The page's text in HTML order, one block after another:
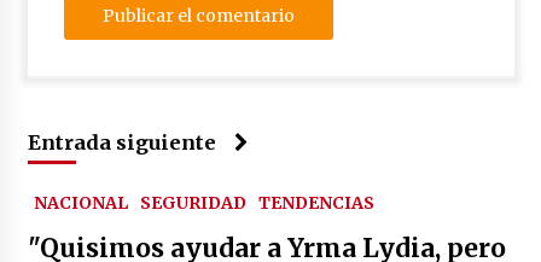
Entrada siguiente
NACIONAL SEGURIDAD TENDENCIAS
"Quisimos ayudar a Yrma Lydia, pero